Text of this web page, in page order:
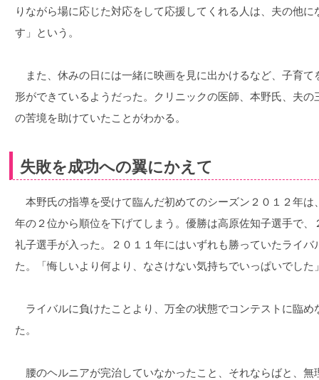
りながら場に応じた対応をして応援してくれる人は、夫の他
す」という。
また、休みの日には一緒に映画を見に出かけるなど、子育て
形ができているようだった。クリニックの医師、本野氏、夫
の苦境を助けていたことがわかる。
失敗を成功への翼にかえて
本野氏の指導を受けて臨んだ初めてのシーズン２０１２年は
年の２位から順位を下げてしまう。優勝は高原佐知子選手で
礼子選手が入った。２０１１年にはいずれも勝っていたライ
た。「悔しいより何より、なさけない気持ちでいっぱいでした
ライバルに負けたことより、万全の状態でコンテストに臨め
た。
腰のヘルニアが完治していなかったこと、それならばと、無